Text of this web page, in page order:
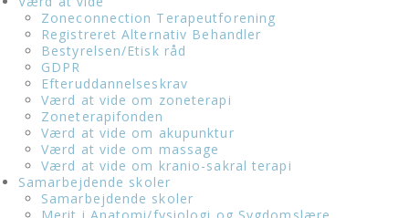
Zoneconnection Terapeutforening
Registreret Alternativ Behandler
Bestyrelsen/Etisk råd
GDPR
Efteruddannelseskrav
Værd at vide om zoneterapi
Zoneterapifonden
Værd at vide om akupunktur
Værd at vide om massage
Værd at vide om kranio-sakral terapi
Samarbejdende skoler
Samarbejdende skoler